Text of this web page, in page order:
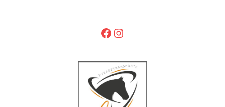
Facebook Instagram